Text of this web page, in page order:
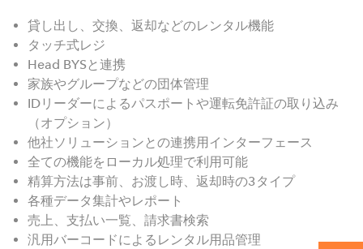
貸し出し、交換、返却などのレンタル機能
タッチ式レジ
Head BYSと連携
家族やグループなどの団体管理
IDリーダーによるパスポートや運転免許証の取り込み
（オプション）
他社ソリューションとの連携用インターフェース
全ての機能をローカル処理で利用可能
精算方法は事前、お渡し時、返却時の3タイプ
各種データ集計やレポート
売上、支払い一覧、請求書検索
汎用バーコードによるレンタル用品管理